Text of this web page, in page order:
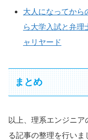
大人になってから
ら大学入試と弁理
ャリヤード
まとめ
以上、理系エンジニ
る記事の整理を行いま